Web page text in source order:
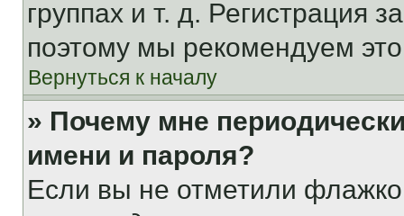
группах и т. д. Регистрация
поэтому мы рекомендуем
Вернуться к началу
» Почему мне
имени и пароля?
Если вы не отметили